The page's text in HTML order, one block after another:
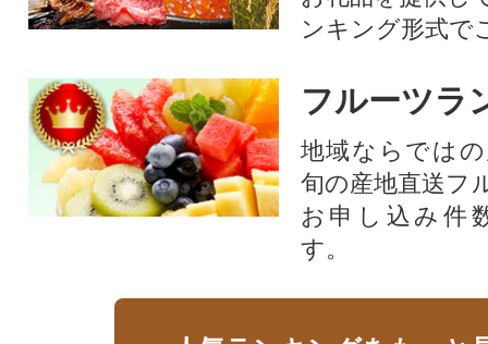
ンキング形式で
フルーツラ
地域ならでは
旬の産地直送フ
お申し込み件
す。